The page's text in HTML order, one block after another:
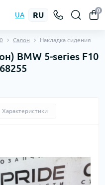
UA RU
0
Салон Накладка сидения
BMW 5-series F10
Характеристики